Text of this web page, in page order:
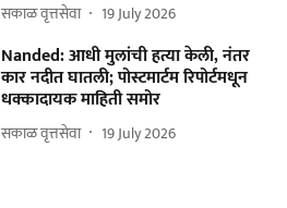
सकाळ वृत्तसेवा 19 July 2026
Nanded: आधी मुलांची हत्या केली, नंतर
कार नदीत घातली; पोस्टमार्टम रिपोर्टमधून
धक्कादायक माहिती समोर
सकाळ वृत्तसेवा 19 July 2026